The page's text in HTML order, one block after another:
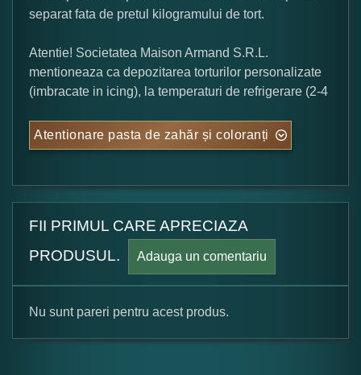
separat fata de pretul kilogramului de tort.
Atentie! Societatea Maison Armand S.R.L.
mentioneaza ca depozitarea torturilor personalizate
(imbracate in icing), la temperaturi de refrigerare (2-4
Atentionare pasta de zahăr și coloranți
FII PRIMUL CARE APRECIAZA
PRODUSUL.
Adauga un comentariu
Formular pareri client
Nu sunt pareri pentru acest produs.